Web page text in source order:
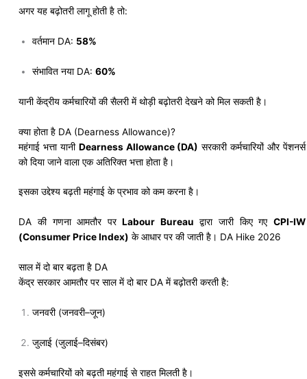
अगर यह बढ़ोतरी लागू होती है तो:
वर्तमान DA: 58%
संभावित नया DA:60%
यानी केंद्रीय कर्मचारियों की सैलरी में थोड़ी बढ़ोतरी देखने को मिल सकती है।
क्या होता है DA (Dearness Allowance)?
महंगाई भत्ता यानी Dearness Allowance (DA) सरकारी कर्मचारियों और पेंशनर्स
को दिया जाने वाला एक अतिरिक्त भत्ता होता है।
इसका उद्देश्य बढ़ती महंगाई के प्रभाव को कम करना है।
DA की गणना आमतौर परLabour Bureau द्वारा जारी किए गए CPI-IW
(Consumer Price Index) के आधार पर की जाती है। DA Hike 2026
साल में दो बार बढ़ता है DA
केंद्र सरकार आमतौर पर साल में दो बार DA में बढ़ोतरी करती है:
जनवरी (जनवरी–जून)
जुलाई (जुलाई–दिसंबर)
इससे कर्मचारियों को बढ़ती महंगाई से राहत मिलती है।